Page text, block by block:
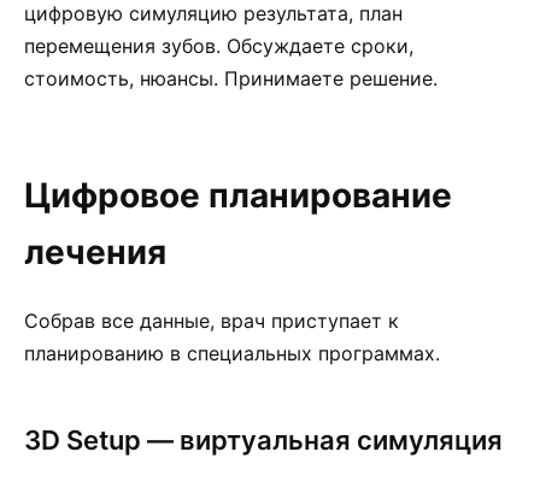
цифровую симуляцию результата, план
перемещения зубов. Обсуждаете сроки,
стоимость, нюансы. Принимаете решение.
Цифровое планирование
лечения
Собрав все данные, врач приступает к
планированию в специальных программах.
3D Setup — виртуальная симуляция